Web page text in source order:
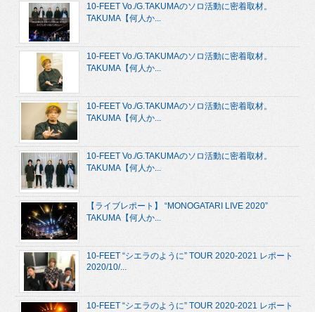
10-FEET Vo./G.TAKUMAのソロ活動に密着取材。
TAKUMA【何人か...
10-FEET Vo./G.TAKUMAのソロ活動に密着取材。
TAKUMA【何人か...
10-FEET Vo./G.TAKUMAのソロ活動に密着取材。
TAKUMA【何人か...
10-FEET Vo./G.TAKUMAのソロ活動に密着取材。
TAKUMA【何人か...
【ライブレポート】 “MONOGATARI LIVE 2020”
TAKUMA【何人か...
10-FEET “シエラのように” TOUR 2020-2021 レポート
2020/10/...
10-FEET “シエラのように” TOUR 2020-2021 レポート